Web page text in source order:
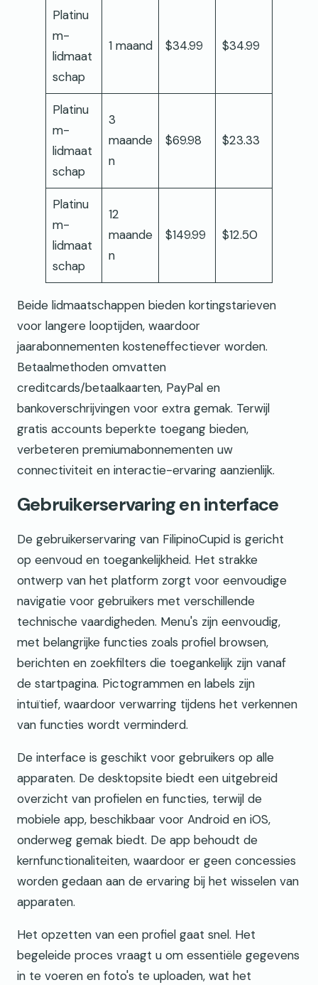
Platinu
m-
lidmaat
schap
1 maand $34.99 $34.99
Platinu
m-
lidmaat
schap
3
maande
n
$69.98 $23.33
Platinu
m-
lidmaat
schap
12
maande
n
$149.99 $12.50
Beide lidmaatschappen bieden kortingstarieven
voor langere looptijden, waardoor
jaarabonnementen kosteneffectiever worden.
Betaalmethoden omvatten
creditcards/betaalkaarten, PayPal en
bankoverschrijvingen voor extra gemak. Terwijl
gratis accounts beperkte toegang bieden,
verbeteren premiumabonnementen uw
connectiviteit en interactie-ervaring aanzienlijk.
Gebruikerservaring en interface
De gebruikerservaring van FilipinoCupid is gericht
op eenvoud en toegankelijkheid. Het strakke
ontwerp van het platform zorgt voor eenvoudige
navigatie voor gebruikers met verschillende
technische vaardigheden. Menu's zijn eenvoudig,
met belangrijke functies zoals profiel browsen,
berichten en zoekfilters die toegankelijk zijn vanaf
de startpagina. Pictogrammen en labels zijn
intuïtief, waardoor verwarring tijdens het verkennen
van functies wordt verminderd.
De interface is geschikt voor gebruikers op alle
apparaten. De desktopsite biedt een uitgebreid
overzicht van profielen en functies, terwijl de
mobiele app, beschikbaar voor Android en iOS,
onderweg gemak biedt. De app behoudt de
kernfunctionaliteiten, waardoor er geen concessies
worden gedaan aan de ervaring bij het wisselen van
apparaten.
Het opzetten van een profiel gaat snel. Het
begeleide proces vraagt u om essentiële gegevens
in te voeren en foto's te uploaden, wat het